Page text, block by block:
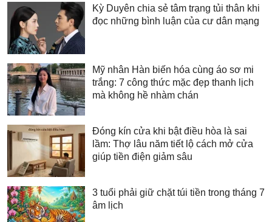
Kỳ Duyên chia sẻ tâm trạng tủi thân khi
đọc những bình luận của cư dân mạng
Mỹ nhân Hàn biến hóa cùng áo sơ mi
trắng: 7 công thức mặc đẹp thanh lịch
mà không hề nhàm chán
Đóng kín cửa khi bật điều hòa là sai
lầm: Thợ lâu năm tiết lộ cách mở cửa
giúp tiền điện giảm sâu
3 tuổi phải giữ chặt túi tiền trong tháng 7
âm lịch